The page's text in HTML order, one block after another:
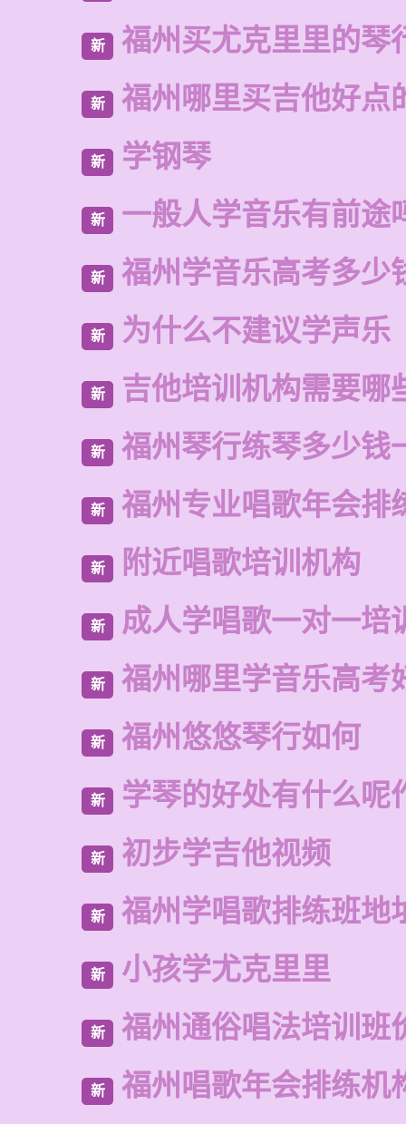
新 福州买尤克里里的琴
新 福州哪里买吉他好点
新 学钢琴
新 一般人学音乐有前途
新 福州学音乐高考多少
新 为什么不建议学声乐
新 吉他培训机构需要哪
新 福州琴行练琴多少钱
新 福州专业唱歌年会排
新 附近唱歌培训机构
新 成人学唱歌一对一培
新 福州哪里学音乐高考
新 福州悠悠琴行如何
新 学琴的好处有什么呢
新 初步学吉他视频
新 福州学唱歌排练班地
新 小孩学尤克里里
新 福州通俗唱法培训班
新 福州唱歌年会排练机